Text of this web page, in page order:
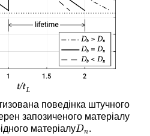
поведінка штучного
запозиченого матеріалу
матеріалуDn
Dn.